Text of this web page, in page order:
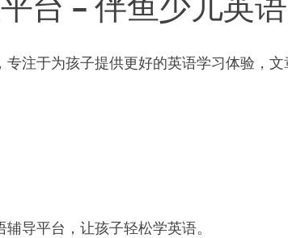
注于为孩子提供更好的英语学习体验，文
导平台，让孩子轻松学英语。